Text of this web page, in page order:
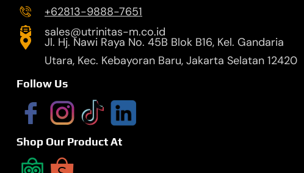
+62813-9888-7651
sales@utrinitas-m.co.id
Jl. Hj. Nawi Raya No. 45B Blok B16, Kel. Gandaria
Utara, Kec. Kebayoran Baru, Jakarta Selatan 12420
Follow Us
Shop Our Product At